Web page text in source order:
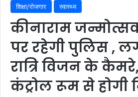
शिक्षा/रोजगार
स्वास्थ्य
कीनाराम
पर रहेगी पुलिस ,
रात्रि विजन के कैमरे,
कंट्रोल रूम से होगी